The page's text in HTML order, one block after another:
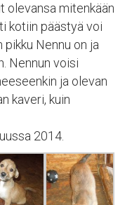
olevansa mitenkään
kotiin päästyä voi
pikku Nennu on ja
Nennun voisi
ja olevan
kaveri, kuin
2014.